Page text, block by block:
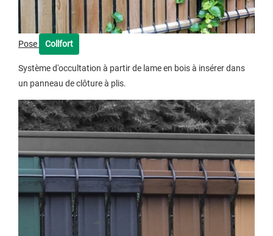
Pose Collfort
Système d'occultation à partir de lame en bois à insérer dans
un panneau de clôture à plis.